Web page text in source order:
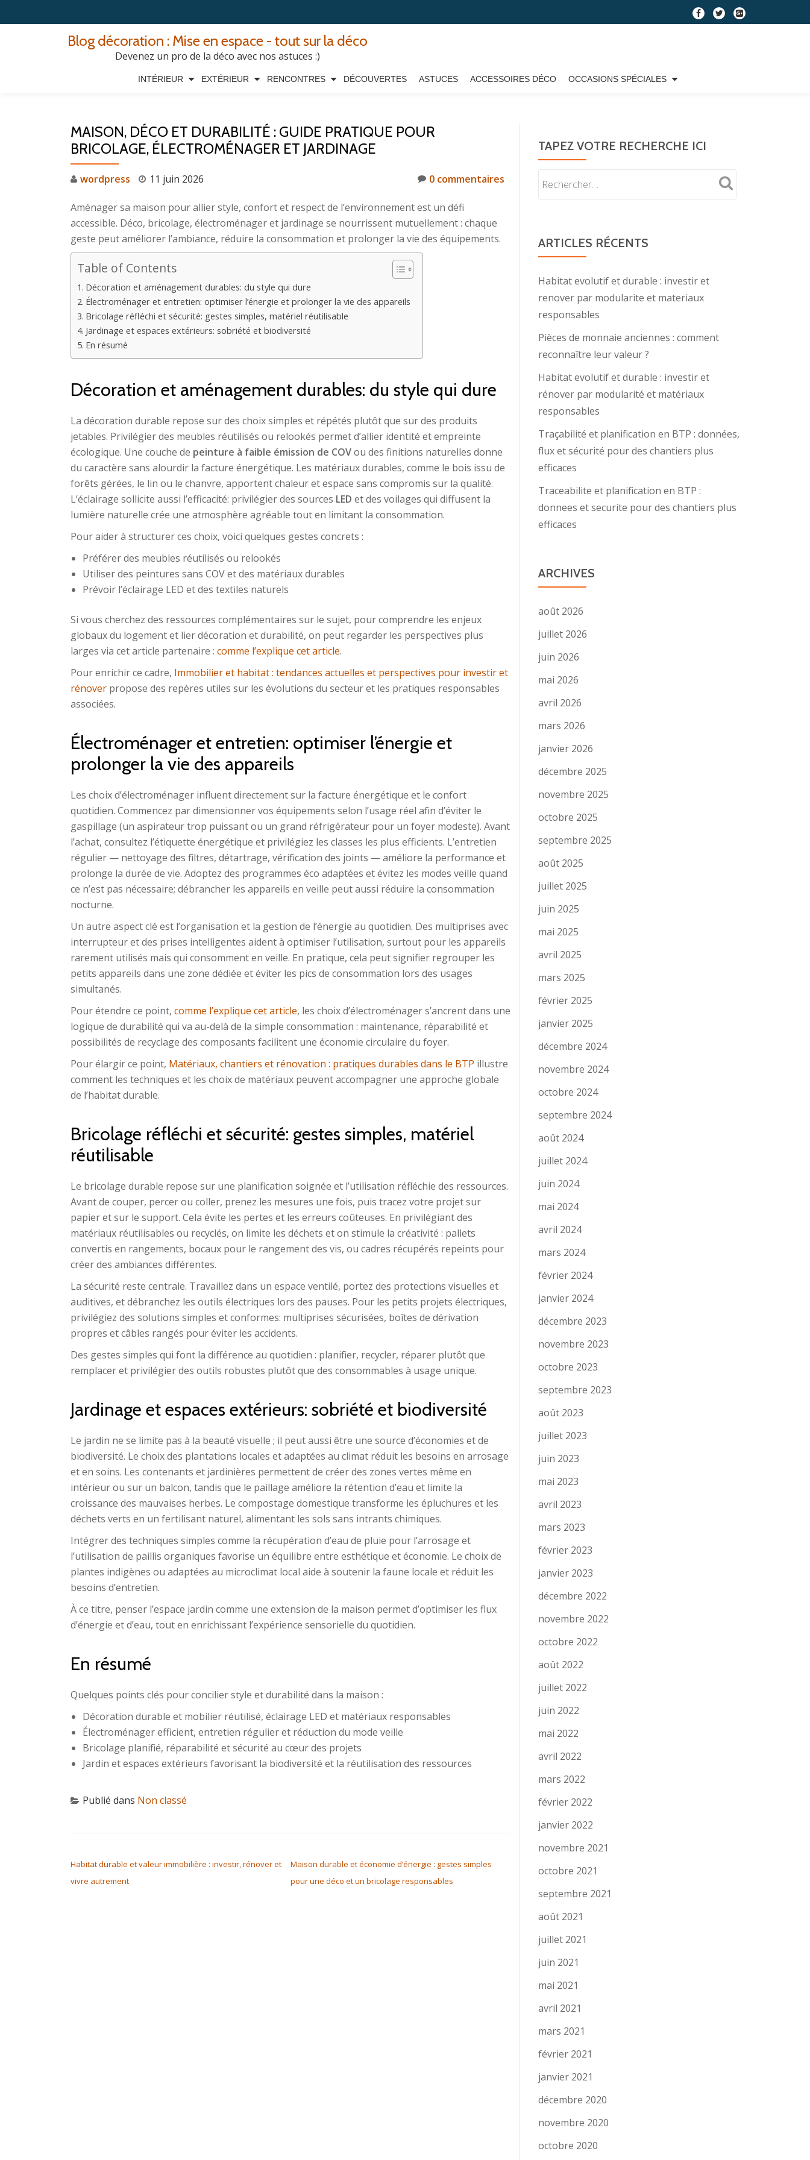
fa-
fa-
fa-
Blog décoration : Mise en espace - tout sur la déco
Devenez un pro de la déco avec nos astuces :)
INTÉRIEUR EXTÉRIEUR RENCONTRES DÉCOUVERTES ASTUCES ACCESSOIRES DÉCO OCCASIONS SPÉCIALES
MAISON, DÉCO ET DURABILITÉ : GUIDE PRATIQUE POUR
BRICOLAGE, ÉLECTROMÉNAGER ET JARDINAGE
wordpress 11 juin 2026 0 commentaires
Aménager sa maison pour allier style, confort et respect de l’environnement est un défi
accessible. Déco, bricolage, électroménager et jardinage se nourrissent mutuellement : chaque
geste peut améliorer l’ambiance, réduire la consommation et prolonger la vie des équipements.
Table of Contents
Décoration et aménagement durables: du style qui dure
Électroménager et entretien: optimiser l’énergie et prolonger la vie des appareils
Bricolage réfléchi et sécurité: gestes simples, matériel réutilisable
Jardinage et espaces extérieurs: sobriété et biodiversité
En résumé
Décoration et aménagement durables: du style qui dure
La décoration durable repose sur des choix simples et répétés plutôt que sur des produits
jetables. Privilégier des meubles réutilisés ou relookés permet d’allier identité et empreinte
écologique. Une couche de peinture à faible émission de COVou des finitions naturelles donne
du caractère sans alourdir la facture énergétique. Les matériaux durables, comme le bois issu de
forêts gérées, le lin ou le chanvre, apportent chaleur et espace sans compromis sur la qualité.
L’éclairage sollicite aussi l’efficacité: privilégier des sources LED et des voilages qui diffusent la
lumière naturelle crée une atmosphère agréable tout en limitant la consommation.
Pour aider à structurer ces choix, voici quelques gestes concrets :
Préférer des meubles réutilisés ou relookés
Utiliser des peintures sans COV et des matériaux durables
Prévoir l’éclairage LED et des textiles naturels
Si vous cherchez des ressources complémentaires sur le sujet, pour comprendre les enjeux
globaux du logement et lier décoration et durabilité, on peut regarder les perspectives plus
larges via cet article partenaire : comme l’explique cet article.
Pour enrichir ce cadre, Immobilier et habitat : tendances actuelles et perspectives pour investir et
rénover propose des repères utiles sur les évolutions du secteur et les pratiques responsables
associées.
Électroménager et entretien: optimiser l’énergie et
prolonger la vie des appareils
Les choix d’électroménager influent directement sur la facture énergétique et le confort
quotidien. Commencez par dimensionner vos équipements selon l’usage réel afin d’éviter le
gaspillage (un aspirateur trop puissant ou un grand réfrigérateur pour un foyer modeste). Avant
l’achat, consultez l’étiquette énergétique et privilégiez les classes les plus efficients. L’entretien
régulier — nettoyage des filtres, détartrage, vérification des joints — améliore la performance et
prolonge la durée de vie. Adoptez des programmes éco adaptées et évitez les modes veille quand
ce n’est pas nécessaire; débrancher les appareils en veille peut aussi réduire la consommation
nocturne.
Un autre aspect clé est l’organisation et la gestion de l’énergie au quotidien. Des multiprises avec
interrupteur et des prises intelligentes aident à optimiser l’utilisation, surtout pour les appareils
rarement utilisés mais qui consomment en veille. En pratique, cela peut signifier regrouper les
petits appareils dans une zone dédiée et éviter les pics de consommation lors des usages
simultanés.
Pour étendre ce point, comme l’explique cet article, les choix d’électroménager s’ancrent dans une
logique de durabilité qui va au-delà de la simple consommation : maintenance, réparabilité et
possibilités de recyclage des composants facilitent une économie circulaire du foyer.
Pour élargir ce point, Matériaux, chantiers et rénovation : pratiques durables dans le BTP illustre
comment les techniques et les choix de matériaux peuvent accompagner une approche globale
de l’habitat durable.
Bricolage réfléchi et sécurité: gestes simples, matériel
réutilisable
Le bricolage durable repose sur une planification soignée et l’utilisation réfléchie des ressources.
Avant de couper, percer ou coller, prenez les mesures une fois, puis tracez votre projet sur
papier et sur le support. Cela évite les pertes et les erreurs coûteuses. En privilégiant des
matériaux réutilisables ou recyclés, on limite les déchets et on stimule la créativité : pallets
convertis en rangements, bocaux pour le rangement des vis, ou cadres récupérés repeints pour
créer des ambiances différentes.
La sécurité reste centrale. Travaillez dans un espace ventilé, portez des protections visuelles et
auditives, et débranchez les outils électriques lors des pauses. Pour les petits projets électriques,
privilégiez des solutions simples et conformes: multiprises sécurisées, boîtes de dérivation
propres et câbles rangés pour éviter les accidents.
Des gestes simples qui font la différence au quotidien : planifier, recycler, réparer plutôt que
remplacer et privilégier des outils robustes plutôt que des consommables à usage unique.
Jardinage et espaces extérieurs: sobriété et biodiversité
Le jardin ne se limite pas à la beauté visuelle ; il peut aussi être une source d’économies et de
biodiversité. Le choix des plantations locales et adaptées au climat réduit les besoins en arrosage
et en soins. Les contenants et jardinières permettent de créer des zones vertes même en
intérieur ou sur un balcon, tandis que le paillage améliore la rétention d’eau et limite la
croissance des mauvaises herbes. Le compostage domestique transforme les épluchures et les
déchets verts en un fertilisant naturel, alimentant les sols sans intrants chimiques.
Intégrer des techniques simples comme la récupération d’eau de pluie pour l’arrosage et
l’utilisation de paillis organiques favorise un équilibre entre esthétique et économie. Le choix de
plantes indigènes ou adaptées au microclimat local aide à soutenir la faune locale et réduit les
besoins d’entretien.
À ce titre, penser l’espace jardin comme une extension de la maison permet d’optimiser les flux
d’énergie et d’eau, tout en enrichissant l’expérience sensorielle du quotidien.
En résumé
Quelques points clés pour concilier style et durabilité dans la maison :
Décoration durable et mobilier réutilisé, éclairage LED et matériaux responsables
Électroménager efficient, entretien régulier et réduction du mode veille
Bricolage planifié, réparabilité et sécurité au cœur des projets
Jardin et espaces extérieurs favorisant la biodiversité et la réutilisation des ressources
Publié dans Non classé
Habitat durable et valeur immobilière : investir, rénover et
vivre autrement
Maison durable et économie d’énergie : gestes simples
pour une déco et un bricolage responsables
TAPEZ VOTRE RECHERCHE ICI
ARTICLES RÉCENTS
Habitat evolutif et durable : investir et
renover par modularite et materiaux
responsables
Pièces de monnaie anciennes : comment
reconnaître leur valeur ?
Habitat evolutif et durable : investir et
rénover par modularité et matériaux
responsables
Traçabilité et planification en BTP : données,
flux et sécurité pour des chantiers plus
efficaces
Traceabilite et planification en BTP :
donnees et securite pour des chantiers plus
efficaces
ARCHIVES
août 2026
juillet 2026
juin 2026
mai 2026
avril 2026
mars 2026
janvier 2026
décembre 2025
novembre 2025
octobre 2025
septembre 2025
août 2025
juillet 2025
juin 2025
mai 2025
avril 2025
mars 2025
février 2025
janvier 2025
décembre 2024
novembre 2024
octobre 2024
septembre 2024
août 2024
juillet 2024
juin 2024
mai 2024
avril 2024
mars 2024
février 2024
janvier 2024
décembre 2023
novembre 2023
octobre 2023
septembre 2023
août 2023
juillet 2023
juin 2023
mai 2023
avril 2023
mars 2023
février 2023
janvier 2023
décembre 2022
novembre 2022
octobre 2022
août 2022
juillet 2022
juin 2022
mai 2022
avril 2022
mars 2022
février 2022
janvier 2022
novembre 2021
octobre 2021
septembre 2021
août 2021
juillet 2021
juin 2021
mai 2021
avril 2021
mars 2021
février 2021
janvier 2021
décembre 2020
novembre 2020
octobre 2020